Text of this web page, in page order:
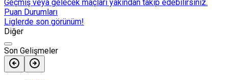
Geçmiş veya gelecek maçları yakından takip edebilirsiniz.
Puan Durumları
Liglerde son görünüm!
Diğer
Son Gelişmeler